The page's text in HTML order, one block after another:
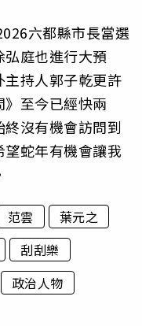
六都縣市長當選
庭也進行大預
持人郭子乾更許
至今已經快兩
沒有機會訪問到
蛇年有機會讓我
范雲
葉元之
刮刮樂
政治人物